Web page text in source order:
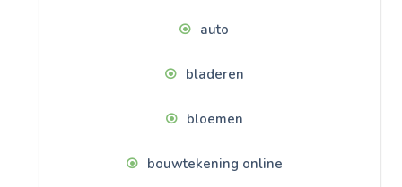
auto
bladeren
bloemen
bouwtekening online